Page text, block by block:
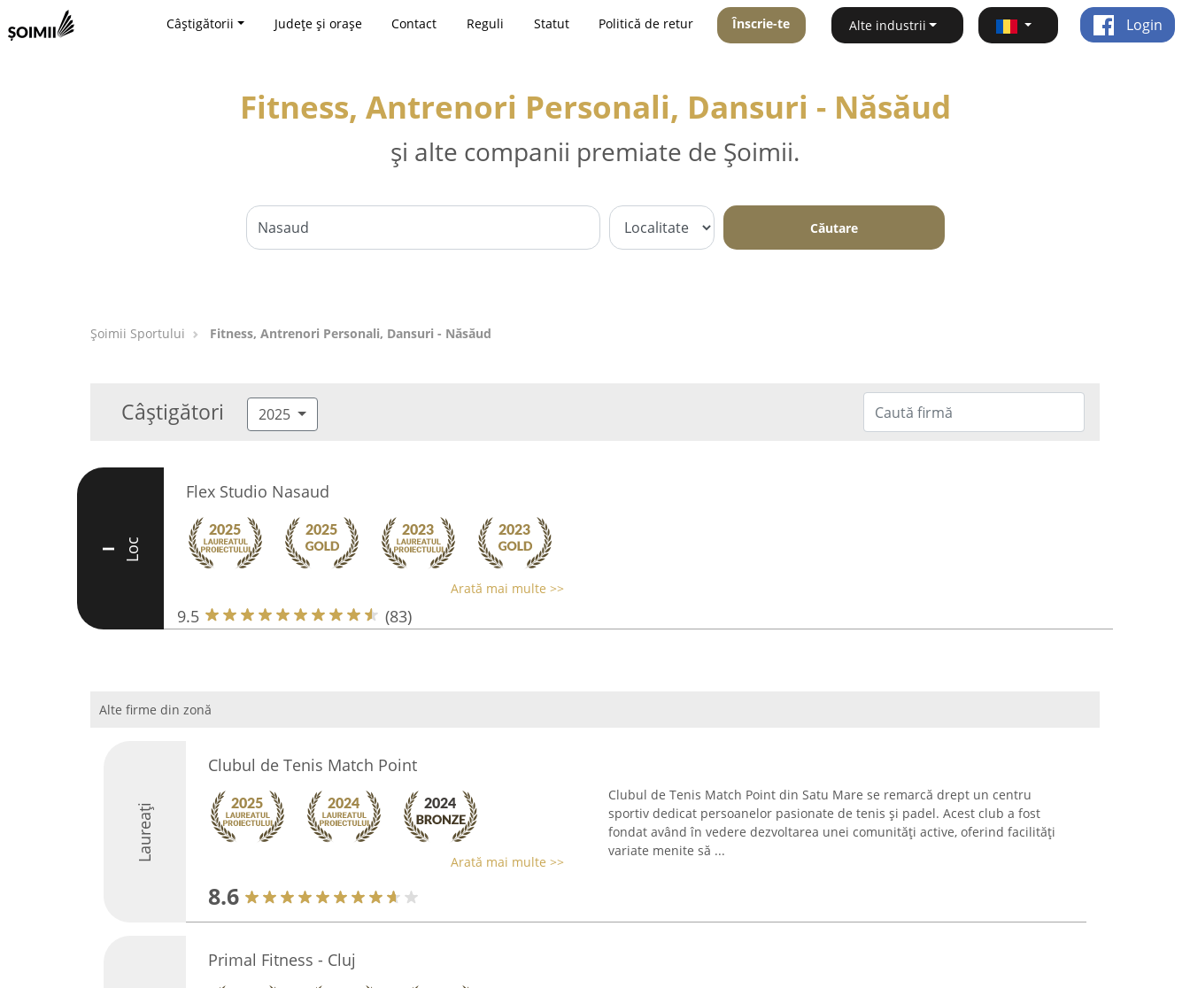
Câștigătorii Județe și orașe Contact Reguli Statut Politică de retur Înscrie-te Alte industrii Login
Fitness, Antrenori Personali, Dansuri - Năsăud
și alte companii premiate de Șoimii.
Căutare
Șoimii Sportului Fitness, Antrenori Personali, Dansuri - Năsăud
Câștigători 2025
I Loc
Flex Studio Nasaud
Arată mai multe >>
9.5 (83)
Alte firme din zonă
Laureați
Clubul de Tenis Match Point
Arată mai multe >>
8.6
Clubul de Tenis Match Point din Satu Mare se remarcă drept un centru
sportiv dedicat persoanelor pasionate de tenis și padel. Acest club a fost
fondat având în vedere dezvoltarea unei comunități active, oferind facilități
variate menite să ...
Primal Fitness - Cluj